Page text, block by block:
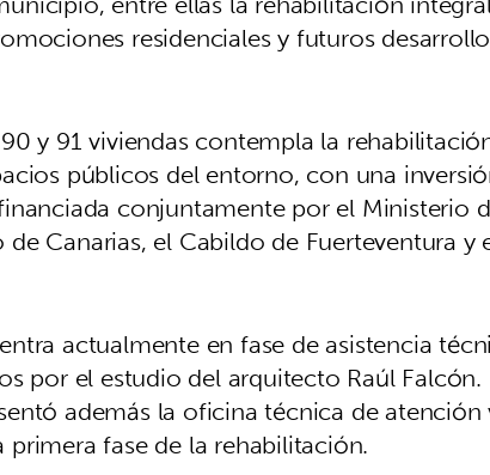
residenciales y futuros
y 91 viviendas contempla la
públicos del entorno, con una
conjuntamente por el Ministerio
Canarias, el Cabildo de Fuerteventura
actualmente en fase de asistencia
por el estudio del arquitecto Raúl
además la oficina técnica de atención
fase de la rehabilitación.